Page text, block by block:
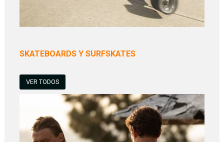
SKATEBOARDS Y SURFSKATES
VER TODOS